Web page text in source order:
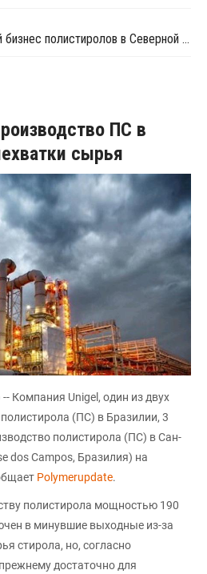
Styrolution укрепляет свой бизнес полистиролов в Северной Америке
ПС в
сырья
-- Компания Unigel, один из двух
(ПС) в Бразилии, 3
полистирола (ПС) в Сан-
dos Campos, Бразилия) на
Polymerupdate.
полистирола мощностью 190
в минувшие выходные из-за
стирола, но, согласно
достаточно для